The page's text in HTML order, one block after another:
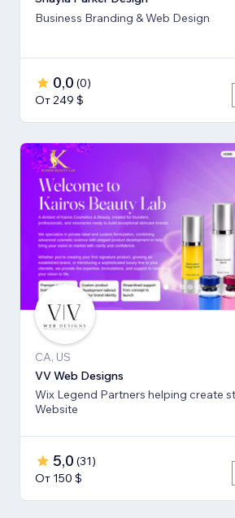
Business Branding & Web Design
0,0 (0)
От 249 $
CA, US
VV Web Designs
Wix Legend Partners helping create
Website
5,0 (31)
От 150 $